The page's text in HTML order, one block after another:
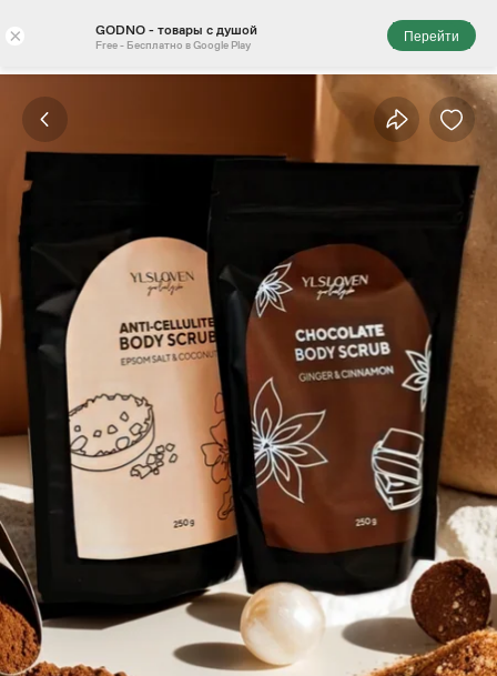
× GODNO - товары с душой
Free - Бесплатно в Google Play
Перейти